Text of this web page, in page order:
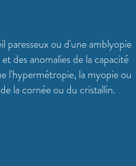
paresseux ou d'une amblyopie
des anomalies de la capacité
l'hypermétropie, la myopie ou
la cornée ou du cristallin.